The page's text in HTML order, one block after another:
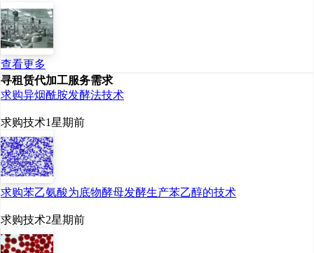
查看更多
寻租赁代加工服务需求
求购异烟酰胺发酵法技术
求购技术1星期前
求购苯乙氨酸为底物酵母发酵生产苯乙醇的技术
求购技术2星期前